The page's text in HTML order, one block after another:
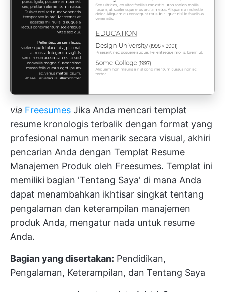
via Freesumes Jika Anda mencari templat
resume kronologis terbalik dengan format yang
profesional namun menarik secara visual, akhiri
pencarian Anda dengan Templat Resume
Manajemen Produk oleh Freesumes. Templat ini
memiliki bagian 'Tentang Saya' di mana Anda
dapat menambahkan ikhtisar singkat tentang
pengalaman dan keterampilan manajemen
produk Anda, mengatur nada untuk resume
Anda.
Bagian yang disertakan: Pendidikan,
Pengalaman, Keterampilan, dan Tentang Saya